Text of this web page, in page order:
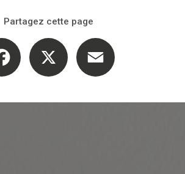
Partagez cette page
Facebook